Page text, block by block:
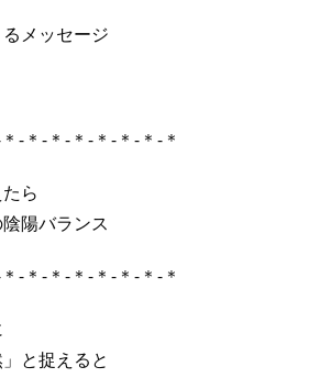
メッセージ
-＊-＊-＊-＊-＊-＊-＊
ら
陽バランス
-＊-＊-＊-＊-＊-＊-＊
と捉えると